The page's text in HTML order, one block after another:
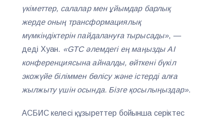
үкіметтер, салалар мен ұйымдар барлық
жерде оның трансформациялық
мүмкіндіктерін пайдалануға тырысады», —
деді Хуан. «GTC әлемдегі ең маңызды AI
конференциясына айналды, өйткені бүкіл
экожүйе біліммен бөлісу және істерді алға
жылжыту үшін осында. Бізге қосылыңыздар».
АСБИС келесі құзыреттер бойынша серіктес